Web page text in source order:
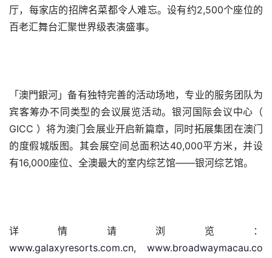
厅，每家店的招牌名菜都令人难忘。设有约2,500个座位的
百老汇舞台汇聚世界级表演盛事。
「澳門銀河」备有独特完善的活动场地，专业的服务团队为
宾客筹办不同类型的会议展览活动。银河国际会议中心（
GICC ）将为澳门会展业开启新篇章，同时拓展集团在澳门
的度假城版图。其会展空间总面积达40,000平方米，并设
有16,000座位、全澳最大的室内综艺馆——银河综艺馆。
详情请浏览：
www.galaxyresorts.com.cn, www.broadwaymacau.co